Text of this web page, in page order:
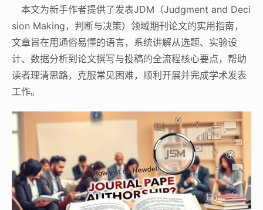
本文为新手作者提供了发表JDM（Judgment and Deci
sion Making，判断与决策）领域期刊论文的实用指南，
文章旨在用通俗易懂的语言，系统讲解从选题、实验设
计、数据分析到论文撰写与投稿的全流程核心要点，帮助
读者理清思路，克服常见困难，顺利开展并完成学术发表
工作。